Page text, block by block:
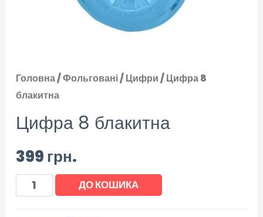
Головна/Фольговані/Цифри/ Цифра 8
блакитна
Цифра 8 блакитна
399грн.
ДО КОШИКА